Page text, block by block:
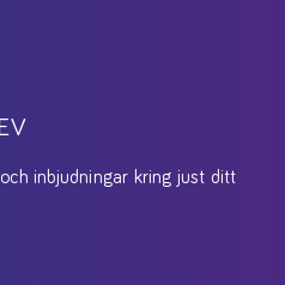
och inbjudningar kring just ditt